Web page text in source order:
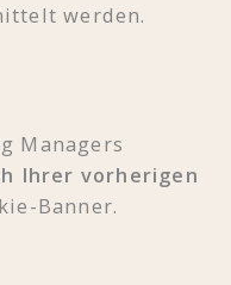
werden.
Managers
Ihrer vorherigen
Banner.